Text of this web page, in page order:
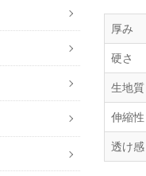
厚み
硬さ
生地
伸縮性
透け感